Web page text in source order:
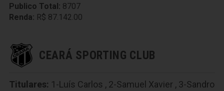
Publico Total: 8707
Renda: R$ 87.142.00
CEARÁ SPORTING CLUB
Titulares: 1-Luís Carlos , 2-Samuel Xavier , 3-Sandro